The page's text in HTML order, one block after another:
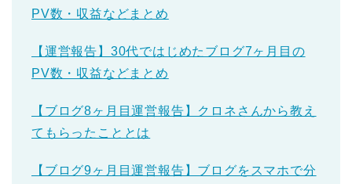
PV数・収益などまとめ
【運営報告】30代ではじめたブログ7ヶ月目の
PV数・収益などまとめ
【ブログ8ヶ月目運営報告】クロネさんから教え
てもらったこととは
【ブログ9ヶ月目運営報告】ブログをスマホで分